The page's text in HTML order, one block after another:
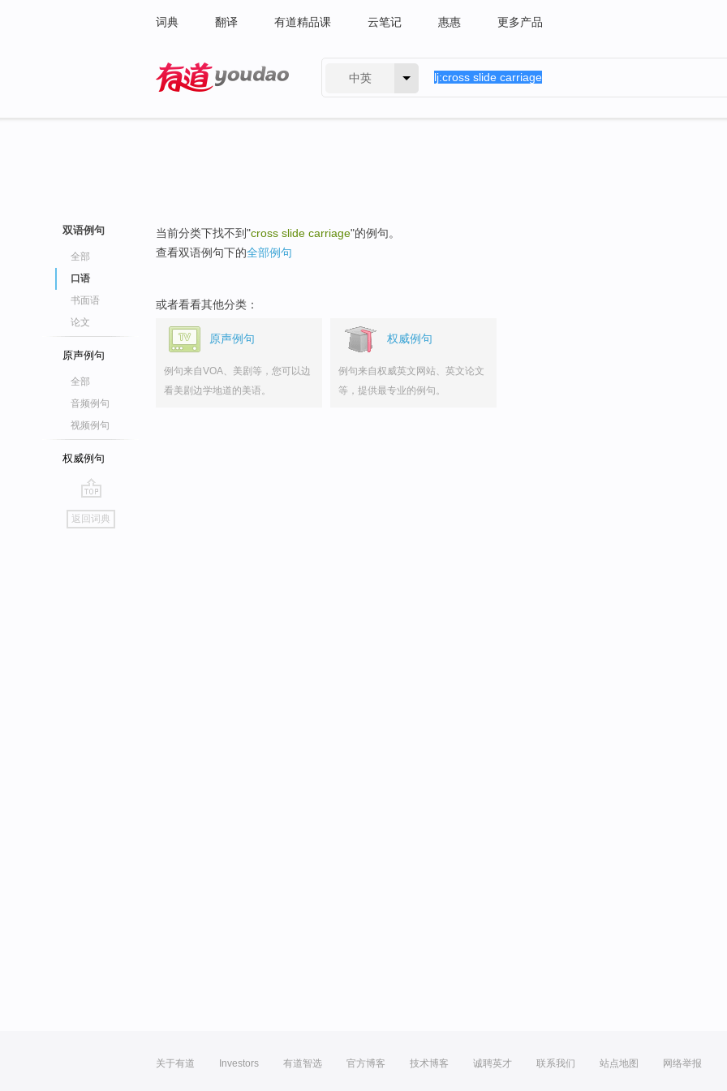
词典 翻译 有道精品课 云笔记 惠惠 更多产品
中英
双语例句
全部
口语
书面语
论文
原声例句
全部
音频例句
视频例句
权威例句
go
top
返回词典
当前分类下找不到"cross slide carriage"的例句。
查看双语例句下的全部例句
或者看看其他分类：
原声例句
例句来自VOA、美剧等，您可以边
看美剧边学地道的美语。
权威例句
例句来自权威英文网站、英文论文
等，提供最专业的例句。
关于有道 Investors 有道智选 官方博客 技术博客 诚聘英才 联系我们 站点地图 网络举报